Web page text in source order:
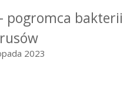
bakterii
2023